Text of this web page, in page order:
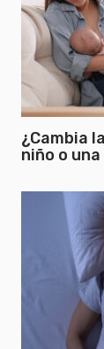
¿Cambia
niño o